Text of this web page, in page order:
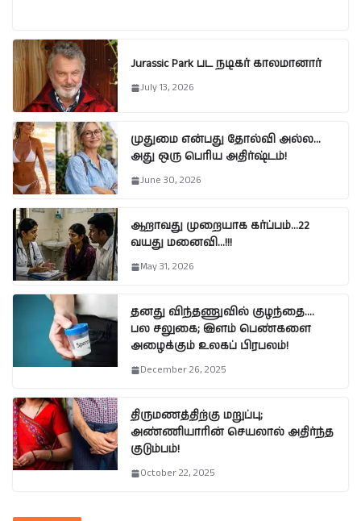
Jurassic Park பட நடிகர் காலமானார்
July 13, 2026
முதுமை என்பது தோல்வி அல்ல…
அது ஒரு பெரிய அதிர்ஷ்டம்!
June 30, 2026
ஆறாவது முறையாக கர்ப்பம்…22
வயது மனைவி…!!!
May 31, 2026
தனது விந்தணுவில் குழந்தை….
பல சலுகை; இளம் பெண்களை
அழைக்கும் உலகப் பிரபலம்!
December 26, 2025
திருமணத்திற்கு மறுப்பு;
அண்ணியாரின் செயலால் அதிர்ந்த
குடும்பம்!
October 22, 2025